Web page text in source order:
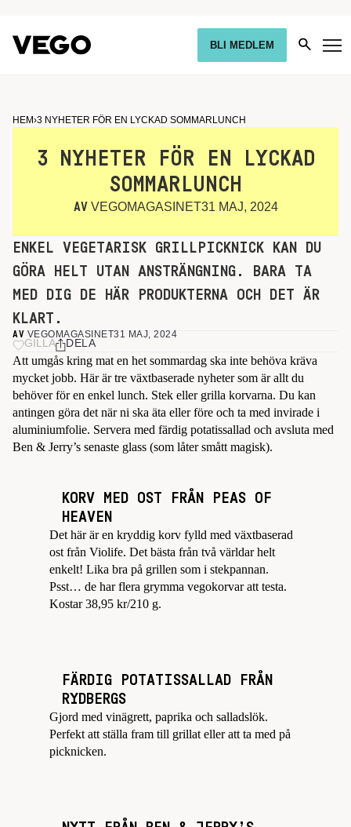
BLI MEDLEM
HEM›3 NYHETER FÖR EN LYCKAD SOMMARLUNCH
3 NYHETER FÖR EN LYCKAD
SOMMARLUNCH
AVVEGOMAGASINET31 MAJ, 2024
ENKEL VEGETARISK GRILLPICKNICK KAN DU
GÖRA HELT UTAN ANSTRÄNGNING. BARA TA
MED DIG DE HÄR PRODUKTERNA OCH DET ÄR
KLART.
AV VEGOMAGASINET31 MAJ, 2024
GILLA DELA
Att umgås kring mat en het sommardag ska inte behöva kräva
mycket jobb. Här är tre växtbaserade nyheter som är allt du
behöver för en enkel lunch. Stek eller grilla korvarna. Du kan
antingen göra det när ni ska äta eller före och ta med invirade i
aluminiumfolie. Servera med färdig potatissallad och avsluta med
Ben & Jerry’s senaste glass (som låter smått magisk).
KORV MED OST FRÅN PEAS OF
HEAVEN
Det här är en kryddig korv fylld med växtbaserad
ost från Violife. Det bästa från två världar helt
enkelt! Lika bra på grillen som i stekpannan.
Psst… de har flera grymma vegokorvar att testa.
Kostar 38,95 kr/210 g.
FÄRDIG POTATISSALLAD FRÅN
RYDBERGS
Gjord med vinägrett, paprika och salladslök.
Perfekt att ställa fram till grillat eller att ta med på
picknicken.